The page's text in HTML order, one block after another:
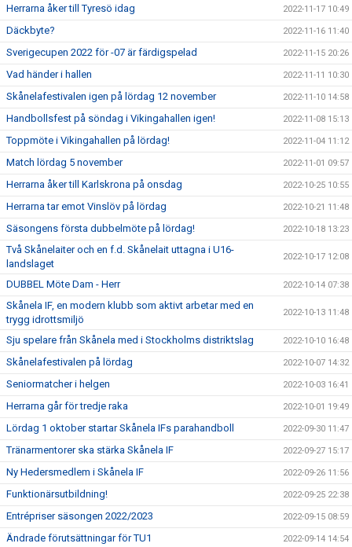
Herrarna åker till Tyresö idag 2022-11-17 10:49
Däckbyte? 2022-11-16 11:40
Sverigecupen 2022 för -07 är färdigspelad 2022-11-15 20:26
Vad händer i hallen 2022-11-11 10:30
Skånelafestivalen igen på lördag 12 november 2022-11-10 14:58
Handbollsfest på söndag i Vikingahallen igen! 2022-11-08 15:13
Toppmöte i Vikingahallen på lördag! 2022-11-04 11:12
Match lördag 5 november 2022-11-01 09:57
Herrarna åker till Karlskrona på onsdag 2022-10-25 10:55
Herrarna tar emot Vinslöv på lördag 2022-10-21 11:48
Säsongens första dubbelmöte på lördag! 2022-10-18 13:23
Två Skånelaiter och en f.d. Skånelait uttagna i U16-
landslaget
2022-10-17 12:08
DUBBEL Möte Dam - Herr 2022-10-14 07:38
Skånela IF, en modern klubb som aktivt arbetar med en
trygg idrottsmiljö
2022-10-13 11:48
Sju spelare från Skånela med i Stockholms distriktslag 2022-10-10 16:48
Skånelafestivalen på lördag 2022-10-07 14:32
Seniormatcher i helgen 2022-10-03 16:41
Herrarna går för tredje raka 2022-10-01 19:49
Lördag 1 oktober startar Skånela IFs parahandboll 2022-09-30 11:47
Tränarmentorer ska stärka Skånela IF 2022-09-27 15:17
Ny Hedersmedlem i Skånela IF 2022-09-26 11:56
Funktionärsutbildning! 2022-09-25 22:38
Entrépriser säsongen 2022/2023 2022-09-15 08:59
Ändrade förutsättningar för TU1 2022-09-14 14:54